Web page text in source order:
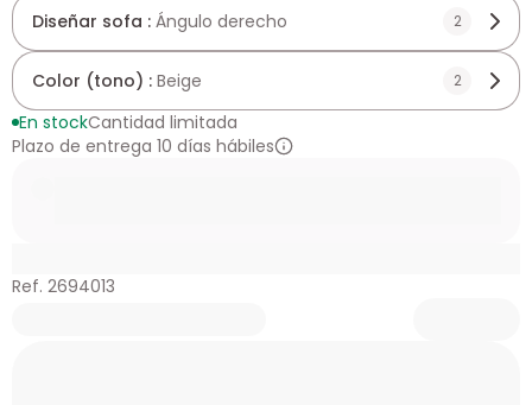
Diseñar sofa : Ángulo derecho 2
Color (tono) : Beige 2
En stockCantidad limitada
Plazo de entrega 10 días hábiles
Ref. 2694013